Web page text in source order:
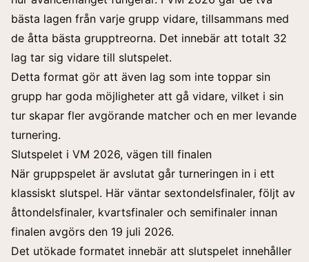
bästa lagen från varje grupp vidare, tillsammans med
de åtta bästa grupptreorna. Det innebär att totalt 32
lag tar sig vidare till slutspelet.
Detta format gör att även lag som inte toppar sin
grupp har goda möjligheter att gå vidare, vilket i sin
tur skapar fler avgörande matcher och en mer levande
turnering.
Slutspelet i VM 2026, vägen till finalen
När gruppspelet är avslutat går turneringen in i ett
klassiskt slutspel. Här väntar sextondelsfinaler, följt av
åttondelsfinaler, kvartsfinaler och semifinaler innan
finalen avgörs den 19 juli 2026.
Det utökade formatet innebär att slutspelet innehåller